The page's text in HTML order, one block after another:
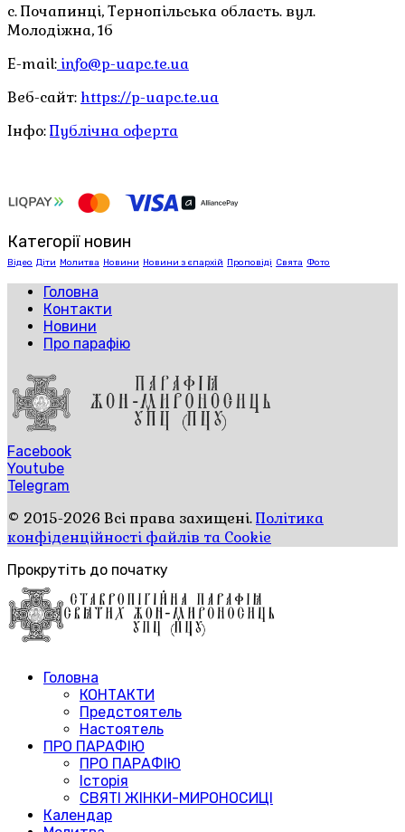
с. Почапинці, Тернопільська область. вул.
Молодіжна, 1б
E-mail: info@p-uapc.te.ua
Веб-сайт: https://p-uapc.te.ua
Інфо:Публічна оферта
Категорії новин
Відео Діти Молитва Новини Новини з єпархій Проповіді Свята Фото
Головна
Контакти
Новини
Про парафію
Facebook
Youtube
Telegram
© 2015-2026 Всі права захищені.Політика
конфіденційності файлів та Cookie
Прокрутіть до початку
Головна
КОНТАКТИ
Предстоятель
Настоятель
ПРО ПАРАФІЮ
ПРО ПАРАФІЮ
Історія
СВЯТІ ЖІНКИ-МИРОНОСИЦІ
Календар